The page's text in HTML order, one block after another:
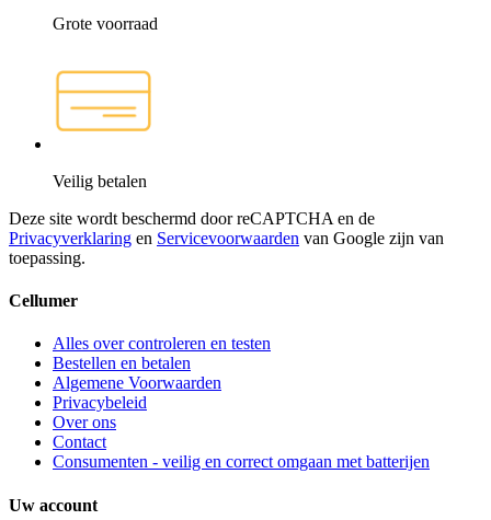
Grote voorraad
Veilig betalen
Deze site wordt beschermd door reCAPTCHA en de
Privacyverklaring en Servicevoorwaarden van Google zijn van
toepassing.
Cellumer
Alles over controleren en testen
Bestellen en betalen
Algemene Voorwaarden
Privacybeleid
Over ons
Contact
Consumenten - veilig en correct omgaan met batterijen
Uw account